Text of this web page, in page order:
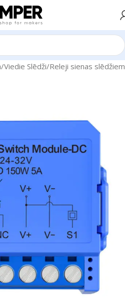
/Viedie Slēdži/Releji sienas slēdžiem